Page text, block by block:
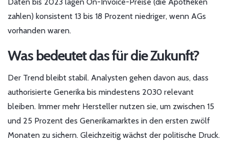
Daten bis 2023 lagen On-Invoice-Preise (die Apotheken
zahlen) konsistent 13 bis 18 Prozent niedriger, wenn AGs
vorhanden waren.
Was bedeutet das für die Zukunft?
Der Trend bleibt stabil. Analysten gehen davon aus, dass
authorisierte Generika bis mindestens 2030 relevant
bleiben. Immer mehr Hersteller nutzen sie, um zwischen 15
und 25 Prozent des Generikamarktes in den ersten zwölf
Monaten zu sichern. Gleichzeitig wächst der politische Druck.